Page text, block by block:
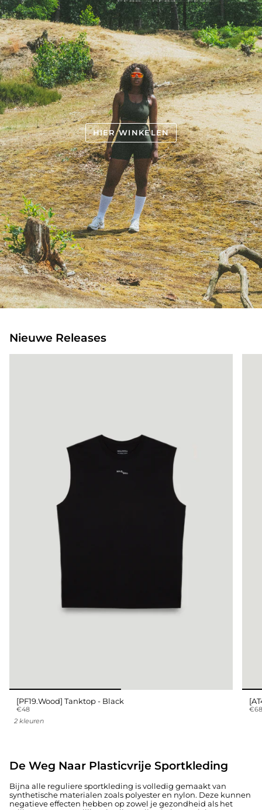
HIER WINKELEN
Nieuwe Releases
[PF19.Wood] Tanktop - Black
€48
2 kleuren
€68
De Weg Naar Plasticvrije Sportkleding
Bijna alle reguliere sportkleding is volledig gemaakt van
synthetische materialen zoals polyester en nylon. Deze kunnen
negatieve effecten hebben op zowel je gezondheid als het